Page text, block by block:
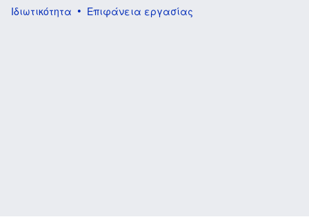
Ιδιωτικότητα
Επιφάνεια εργασίας